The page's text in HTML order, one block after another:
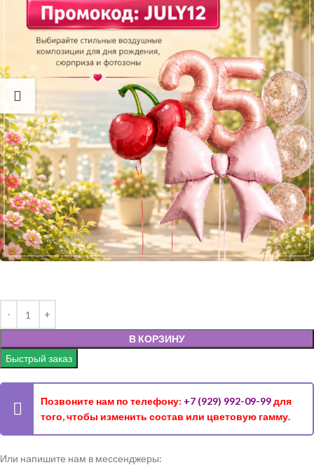
В КОРЗИНУ
Быстрый заказ
Позвоните нам по телефону: +7 (929) 992-09-99для
того, чтобы изменить состав или цветовую гамму.
Или напишите нам в мессенджеры: